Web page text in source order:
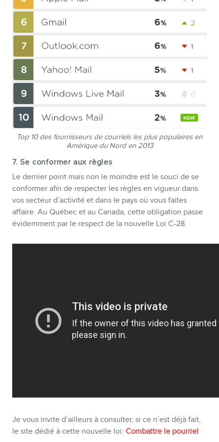
Top 10 des fournisseurs de courriels les plus populaires en
Amérique du Nord en 2013
7. Se conformer aux règles
Le dernier point mais non le moindre est le souci de se
conformer afin de respecter les règles en vigueur dans
vos secteur d’activité et dans le pays où vous faites
affaire. Au Québec et au Canada, cette obligation passe
évidemment par le respect de la nouvelle Loi C-28.
Je vous invite d’ailleurs à consulter, si ce n’est déjà fait,
le site dédié à cette nouvelle loi: Combattre le pourriel